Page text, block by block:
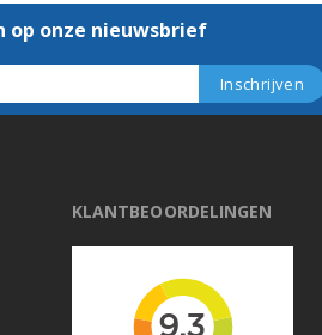
op onze nieuwsbrief
KLANTBEOORDELINGEN